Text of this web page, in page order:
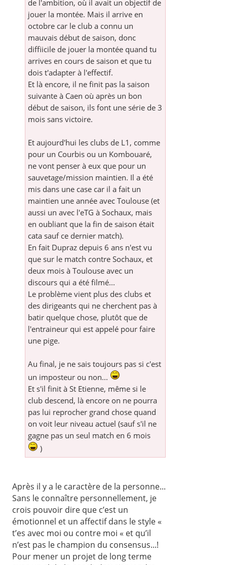
de l'ambition, où il avait un objectif de
jouer la montée. Mais il arrive en
octobre car le club a connu un
mauvais début de saison, donc
diffiicile de jouer la montée quand tu
arrives en cours de saison et que tu
dois t'adapter à l'effectif.
Et là encore, il ne finit pas la saison
suivante à Caen où après un bon
début de saison, ils font une série de 3
mois sans victoire.
Et aujourd'hui les clubs de L1, comme
pour un Courbis ou un Kombouaré,
ne vont penser à eux que pour un
sauvetage/mission maintien. Il a été
mis dans une case car il a fait un
maintien une année avec Toulouse (et
aussi un avec l'eTG à Sochaux, mais
en oubliant que la fin de saison était
cata sauf ce dernier match).
En fait Dupraz depuis 6 ans n'est vu
que sur le match contre Sochaux, et
deux mois à Toulouse avec un
discours qui a été filmé...
Le problème vient plus des clubs et
des dirigeants qui ne cherchent pas à
batir quelque chose, plutôt que de
l'entraineur qui est appelé pour faire
une pige.
Au final, je ne sais toujours pas si c'est
un imposteur ou non...
Et s'il finit à St Etienne, même si le
club descend, là encore on ne pourra
pas lui reprocher grand chose quand
on voit leur niveau actuel (sauf s'il ne
gagne pas un seul match en 6 mois
)
Après il y a le caractère de la personne...
Sans le connaître personnellement, je
crois pouvoir dire que c’est un
émotionnel et un affectif dans le style «
t’es avec moi ou contre moi « et qu’il
n’est pas le champion du consensus...!
Pour mener un projet de long terme